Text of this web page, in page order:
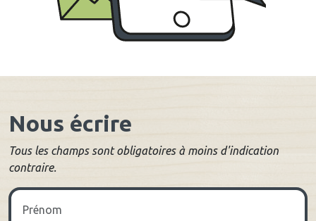
Nous écrire
Tous les champs sont obligatoires à moins d'indication
contraire.